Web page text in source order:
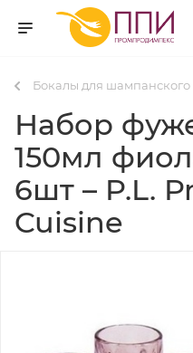
Бокалы для шампанского
Набор
150мл
6шт – P.L.
Cuisine